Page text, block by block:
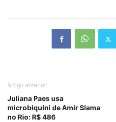
Artigo anterior
Juliana Paes usa
microbiquíni de Amir Slama
no Rio: R$ 486